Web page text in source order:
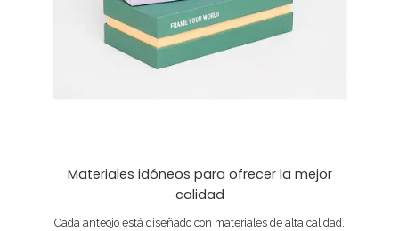
Materiales idóneos para ofrecer la mejor
calidad
Cada anteojo está diseñado con materiales de alta calidad,